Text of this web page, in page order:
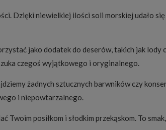
Dzięki niewielkiej ilości soli morskiej udało się
jako dodatek do deserów, takich jak lody
czegoś wyjątkowego i oryginalnego.
żadnych sztucznych barwników czy
i niepowtarzalnego.
posiłkom i słodkim przekąskom. To